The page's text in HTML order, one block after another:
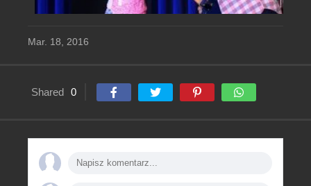
Mar. 18, 2016
Shared 0